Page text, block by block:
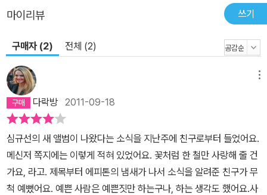
마이리뷰 쓰기
구매자 (2) 전체 (2)
다락방 2011-09-18
심규선의 새 앨범이 나왔다는 소식을 지난주에 친구로부터 들었어요.
메신저 쪽지에는 이렇게 적혀 있었어요. 꽃처럼 한 철만 사랑해 줄 건
가요, 라고. 제목부터 에피톤의 냄새가 나서 소식을 알려준 친구가 무
척 예뻤어요. 예쁜 사람은 예쁜짓만 하는구나, 하는 생각도 했어요.사